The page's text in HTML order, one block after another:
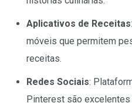
Aplicativos de Receitas
móveis que permitem
receitas.
Redes Sociais:
Pinterest são